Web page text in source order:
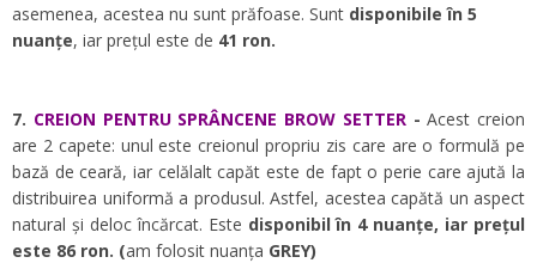
asemenea, acestea nu sunt prăfoase. Sunt disponibile în 5
nuanțe, iar prețul este de 41 ron.
7. CREION PENTRU SPRÂNCENE BROW SETTER-Acest creion
are 2 capete: unul este creionul propriu zis care are o formulă pe
bază de ceară, iar celălalt capăt este de fapt o perie care ajută la
distribuirea uniformă a produsul. Astfel, acestea capătă un aspect
natural și deloc încărcat. Este disponibil în 4 nuanțe, iar prețul
este 86 ron. (am folosit nuanța GREY)